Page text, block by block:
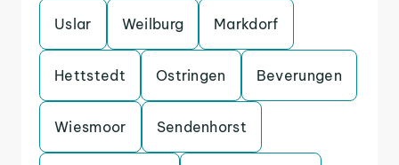
Uslar Weilburg Markdorf
Hettstedt Ostringen Beverungen
Wiesmoor Sendenhorst